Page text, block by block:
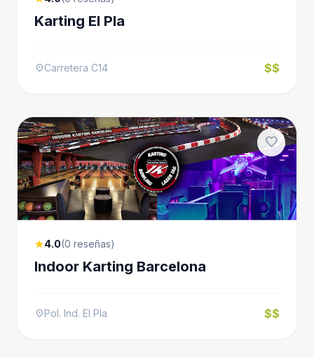
Karting El Pla
location_onCarretera C14 $$
favorite
star4.0(0 reseñas)
Indoor Karting Barcelona
location_onPol. Ind. El Pla $$